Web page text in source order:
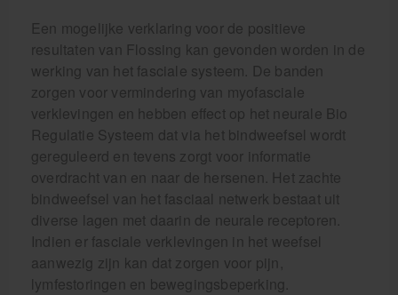
Een mogelijke verklaring voor de positieve
resultaten van Flossing kan gevonden worden in de
werking van het fasciale systeem. De banden
zorgen voor vermindering van myofasciale
verklevingen en hebben effect op het neurale Bio
Regulatie Systeem dat via het bindweefsel wordt
gereguleerd en tevens zorgt voor informatie
overdracht van en naar de hersenen. Het zachte
bindweefsel van het fasciaal netwerk bestaat uit
diverse lagen met daarin de neurale receptoren.
Indien er fasciale verklevingen in het weefsel
aanwezig zijn kan dat zorgen voor pijn,
lymfestoringen en bewegingsbeperking.